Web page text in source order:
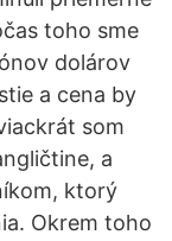
toho sme
dolárov
a cena by
som
a
ktorý
Okrem toho